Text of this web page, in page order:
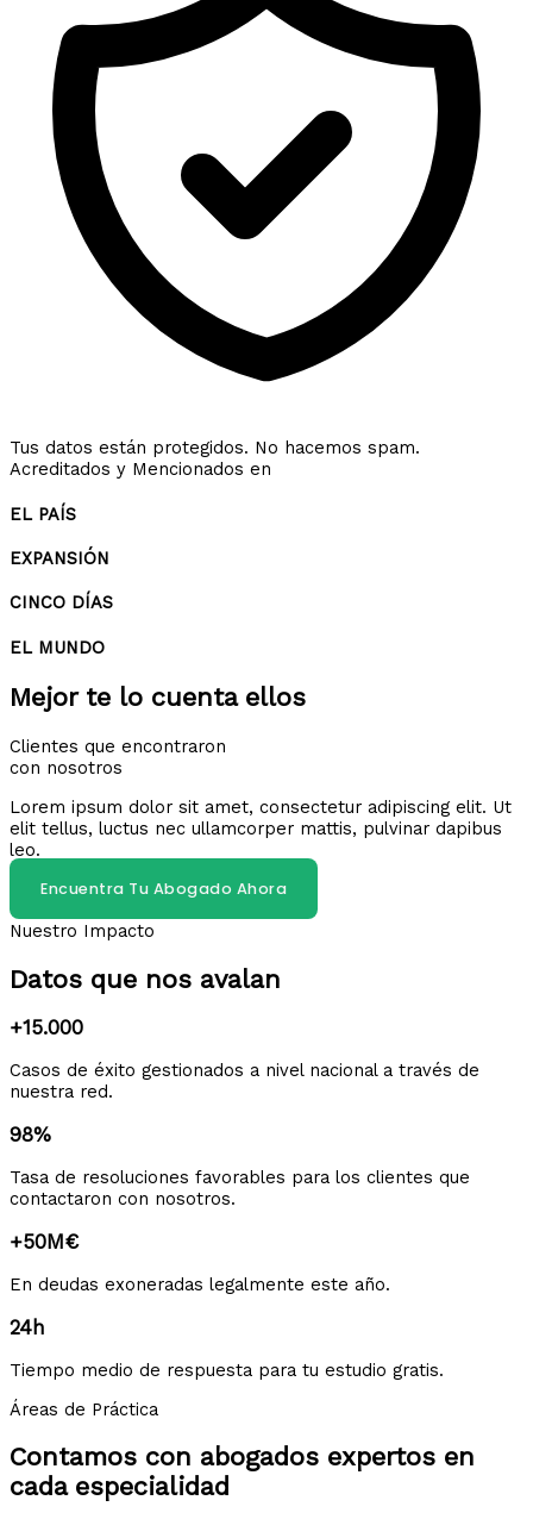
Tus datos están protegidos. No hacemos spam.
Acreditados y Mencionados en
EL PAÍS
EXPANSIÓN
CINCO DÍAS
EL MUNDO
Mejor te lo cuenta ellos
Clientes que encontraron
con nosotros
Lorem ipsum dolor sit amet, consectetur adipiscing elit. Ut
elit tellus, luctus nec ullamcorper mattis, pulvinar dapibus
leo.
Encuentra Tu Abogado Ahora
Nuestro Impacto
Datos que nos avalan
+15.000
Casos de éxito gestionados a nivel nacional a través de
nuestra red.
98%
Tasa de resoluciones favorables para los clientes que
contactaron con nosotros.
+50M€
En deudas exoneradas legalmente este año.
24h
Tiempo medio de respuesta para tu estudio gratis.
Áreas de Práctica
Contamos con abogados expertos en
cada especialidad